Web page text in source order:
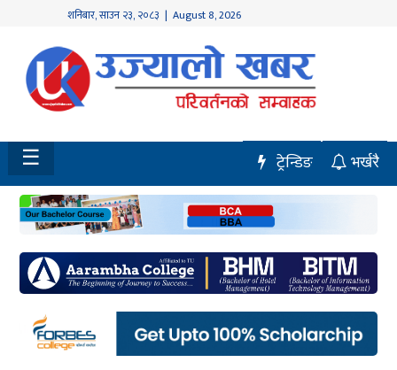
शनिबार,साउन २३, २०८३ | August 8, 2026
होमपेज
नवलपुर
विशेष
मध्य
नेपाल
चितवन
सेरोफेरो
समाचार
☰ भर्खरै
ट्रेन्डिङ